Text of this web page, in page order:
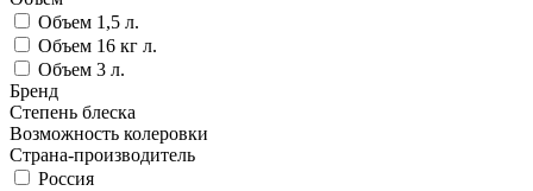
Объем 1,5 л.
Объем 16 кг л.
Объем 3 л.
Бренд
Степень блеска
Возможность колеровки
Страна-производитель
Россия